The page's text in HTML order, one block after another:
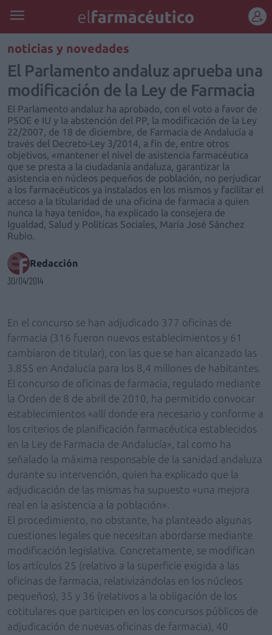
REGÍSTRATE
noticias y novedades
El Parlamento andaluz aprueba una
modificación de la Ley de Farmacia
El Parlamento andaluz ha aprobado, con el voto a favor de
PSOE e IU y la abstención del PP, la modificación de la Ley
22/2007, de 18 de diciembre, de Farmacia de Andalucía a
través del Decreto-Ley 3/2014, a fin de, entre otros
objetivos, «mantener el nivel de asistencia farmacéutica
que se presta a la ciudadanía andaluza, garantizar la
asistencia en núcleos pequeños de población, no perjudicar
a los farmacéuticos ya instalados en los mismos y facilitar el
acceso a la titularidad de una oficina de farmacia a quien
nunca la haya tenido», ha explicado la consejera de
Igualdad, Salud y Políticas Sociales, María José Sánchez
Rubio.
Redacción
30/04/2014
En el concurso se han adjudicado 377 oficinas de
farmacia (316 fueron nuevos establecimientos y 61
cambiaron de titular), con las que se han alcanzado las
3.855 en Andalucía para los 8,4 millones de habitantes.
El concurso de oficinas de farmacia, regulado mediante
la Orden de 8 de abril de 2010, ha permitido convocar
establecimientos «allí donde era necesario y conforme a
los criterios de planificación farmacéutica establecidos
en la Ley de Farmacia de Andalucía», tal como ha
señalado la máxima responsable de la sanidad andaluza
durante su intervención, quien ha explicado que la
adjudicación de las mismas ha supuesto «una mejora
real en la asistencia a la población».
El procedimiento, no obstante, ha planteado algunas
cuestiones legales que necesitan abordarse mediante
modificación legislativa. Concretamente, se modifican
los artículos 25 (relativo a la superficie exigida a las
oficinas de farmacia, relativizándolas en los núcleos
pequeños), 35 y 36 (relativos a la obligación de los
cotitulares que participen en los concursos públicos de
adjudicación de nuevas oficinas de farmacia), 40